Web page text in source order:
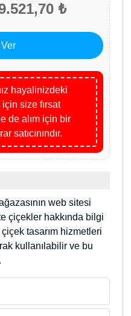
₺
hayalinizdeki
size fırsat
de alım için bir
web sitesi
çiçekler hakkında bilgi
tasarım hizmetleri
kullanılabilir ve bu site